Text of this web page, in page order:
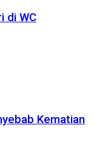
di WC
Kematian